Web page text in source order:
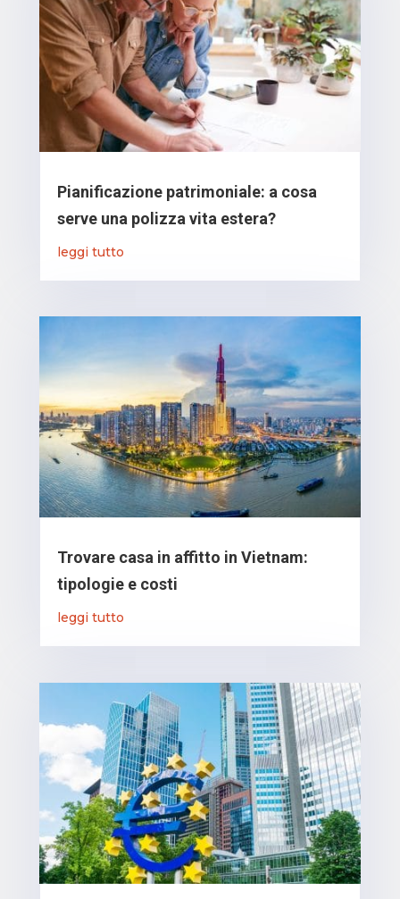
Pianificazione patrimoniale: a cosa
serve una polizza vita estera?
leggi tutto
Trovare casa in affitto in Vietnam:
tipologie e costi
leggi tutto